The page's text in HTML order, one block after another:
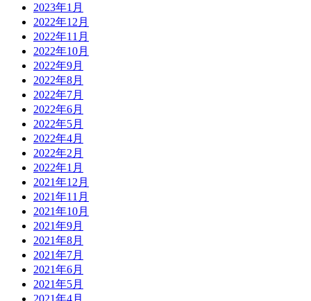
2023年1月
2022年12月
2022年11月
2022年10月
2022年9月
2022年8月
2022年7月
2022年6月
2022年5月
2022年4月
2022年2月
2022年1月
2021年12月
2021年11月
2021年10月
2021年9月
2021年8月
2021年7月
2021年6月
2021年5月